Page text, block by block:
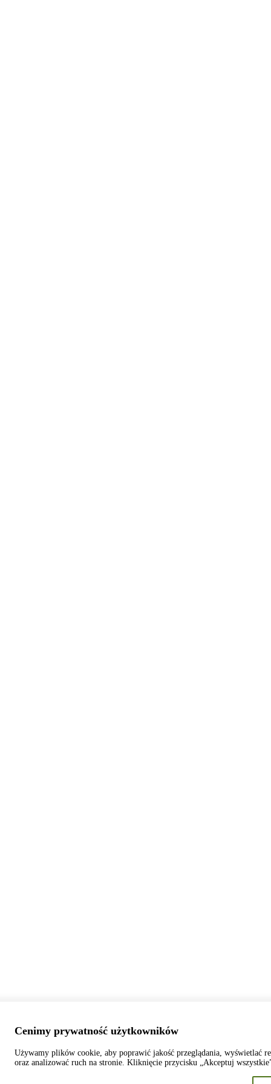
Cenimy prywatność użytkowników
Używamy plików cookie, aby poprawić jakość przeglądania, wyświetlać
oraz analizować ruch na stronie. Kliknięcie przycisku „Akceptuj